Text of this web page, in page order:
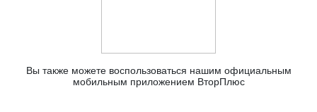
Вы также можете воспользоваться нашим официальным
мобильным приложением ВторПлюс